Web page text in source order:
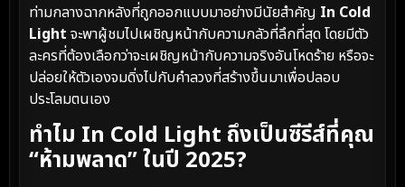
ท่ามกลางฉากหลังที่ถูกออกแบบมาอย่างมีนัยสำคัญ In Cold
Light จะพาผู้ชมไปเผชิญหน้ากับความกลัวที่ลึกที่สุด โดยมีตัว
ละครที่ต้องเลือกว่าจะเผชิญหน้ากับความจริงอันโหดร้าย หรือจะ
ปล่อยให้ตัวเองจมดิ่งไปกับคำลวงที่สร้างขึ้นมาเพื่อปลอบ
ประโลมตนเอง
ทำไม In Cold Light ถึงเป็นซีรีส์ที่คุณ
“ห้ามพลาด” ในปี 2025?